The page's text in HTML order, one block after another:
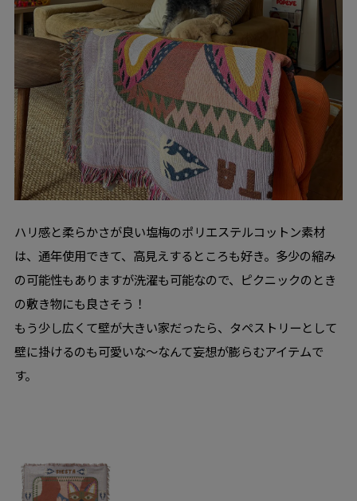
ハリ感と柔らかさが良い塩梅のポリエステルコットン素材
は、通年使用できて、高見えするところも好き。多少の縮み
の可能性もありますが洗濯も可能なので、ピクニックのとき
の敷き物にも良さそう！
もう少し広くて壁が大きい家だったら、タペストリーとして
壁に掛けるのも可愛いな～なんて妄想が膨らむアイテムで
す。